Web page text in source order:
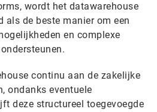
wordt het datawarehouse
als de beste manier om een
en complexe
continu aan de zakelijke
ondanks eventuele
deze structureel toegevoegde